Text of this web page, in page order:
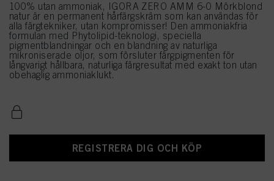
100% utan ammoniak, IGORA ZERO AMM 6-0 Mörkblond
natur är en permanent hårfärgskräm som kan användas för
alla färgtekniker, utan kompromisser! Den ammoniakfria
formulan med Phytolipid-teknologi, speciella
pigmentblandningar och en blandning av naturliga
mikroniserade oljor, som försluter färgpigmenten för
långvarigt hållbara, naturliga färgresultat med exakt ton utan
obehaglig ammoniaklukt.
REGISTRERA DIG OCH KÖP